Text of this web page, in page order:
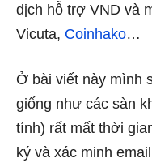
dịch hỗ trợ VND và
Vicuta, Coinhako…
Ở bài viết này mình
giống như các sàn
tính) rất mất thời
ký và xác minh